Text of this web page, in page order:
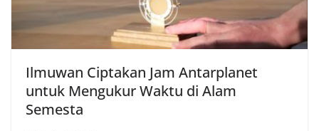
Ilmuwan Ciptakan Jam Antarplanet
untuk Mengukur Waktu di Alam
Semesta